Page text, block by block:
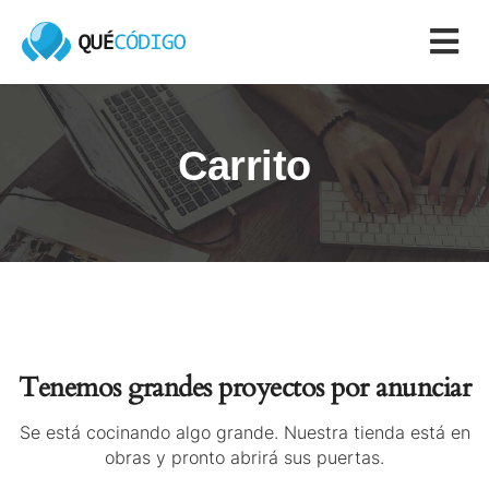
Carrito
Tenemos grandes proyectos por anunciar
Se está cocinando algo grande. Nuestra tienda está en
obras y pronto abrirá sus puertas.